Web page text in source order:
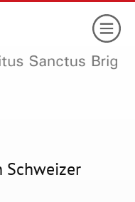
Schweizer